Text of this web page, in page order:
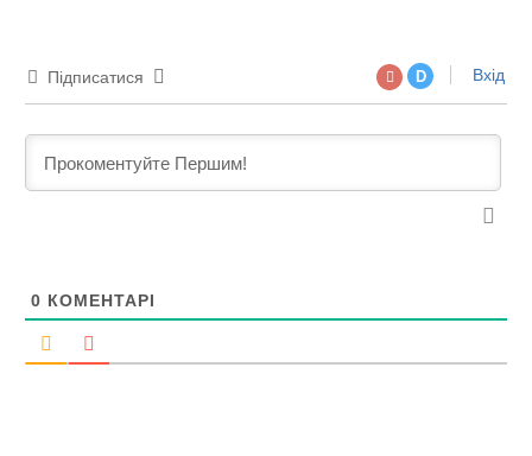
Підписатися D Вхід
0 КОМЕНТАРІ